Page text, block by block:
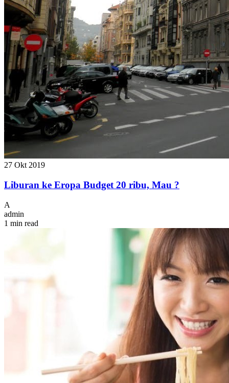
27 Okt 2019
Liburan ke Eropa Budget 20 ribu, Mau ?
A
admin
1 min read